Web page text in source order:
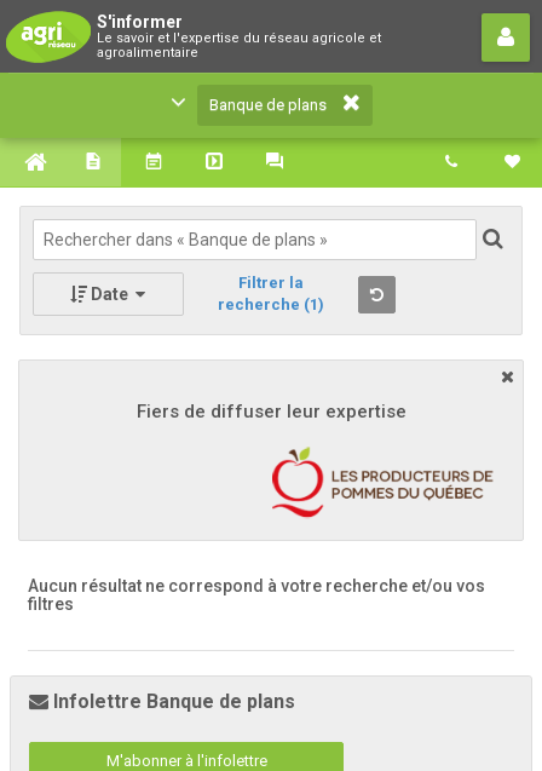
S'informer
Le savoir et l'expertise du réseau agricole et
agroalimentaire
Banque de plans
Le savoir et l'expertise du réseau agricole et
agroalimentaire
Banque de plans
Date
Filtrer la
recherche (1)
Fiers de diffuser leur expertise
Aucun résultat ne correspond à votre recherche et/ou vos
filtres
Infolettre Banque de plans
M'abonner à l'infolettre